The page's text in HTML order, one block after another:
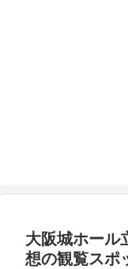
大阪城ホール
想の観覧スポ